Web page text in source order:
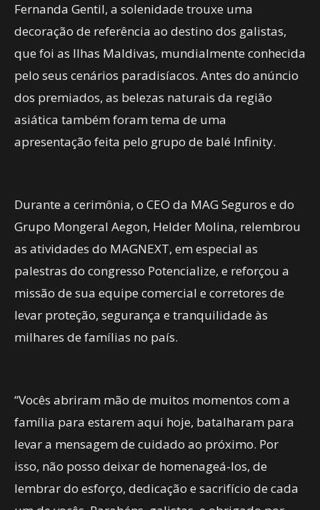
Fernanda Gentil, a solenidade trouxe uma
decoração de referência ao destino dos galistas,
que foi as Ilhas Maldivas, mundialmente conhecida
pelo seus cenários paradisíacos. Antes do anúncio
dos premiados, as belezas naturais da região
asiática também foram tema de uma
apresentação feita pelo grupo de balé Infinity.
Durante a cerimônia, o CEO da MAG Seguros e do
Grupo Mongeral Aegon, Helder Molina, relembrou
as atividades do MAGNEXT, em especial as
palestras do congresso Potencialize, e reforçou a
missão de sua equipe comercial e corretores de
levar proteção, segurança e tranquilidade às
milhares de famílias no país.
“Vocês abriram mão de muitos momentos com a
família para estarem aqui hoje, batalharam para
levar a mensagem de cuidado ao próximo. Por
isso, não posso deixar de homenageá-los, de
lembrar do esforço, dedicação e sacrifício de cada